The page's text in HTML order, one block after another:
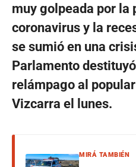
muy golpeada por la
coronavirus y la
se sumió en una
Parlamento
relámpago al
Vizcarra el lunes.
MIRÁ TAMBIÉN